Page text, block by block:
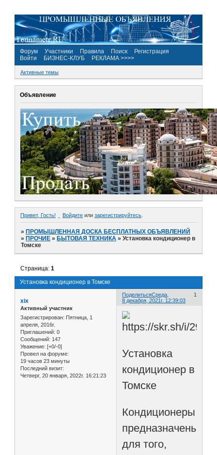
Форум Участники Правила Поиск
Регистрация
Войти
БИЗНЕС-КЛУБ РЕКЛАМА >>>>
Активные темы
Объявление
Привет, Гость! Войдите или зарегистрируйтесь
»ПРОМЫШЛЕННАЯ ДОСКА БЕСПЛАТНЫХ ОБЪЯВЛЕНИЙ
»ПРОЧИЕ »БЫТОВАЯ ТЕХНИКА »Установка кондиционер в
Томске
Установка кондиционер в Томске
Страница:1
Поделиться 1
Среда,
8 декабря, 2021г. 12:39:03
xix
Активный участник
Зарегистрирован: Пятница, 1
апреля, 2016г.
Приглашений: 0
Сообщений: 147
Уважение: [+0/-0]
Провел на форуме:
19 часов 23 минуты
Последний визит:
Четверг, 20 января, 2022г. 16:21:23
Установка
кондиционер в
Томске
Кондиционеры
предназначены
для того,